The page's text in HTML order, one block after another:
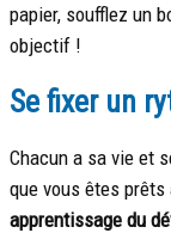
papier, soufflez un
objectif !
Se fixer un
Chacun a sa vie et
que vous êtes
apprentissage du